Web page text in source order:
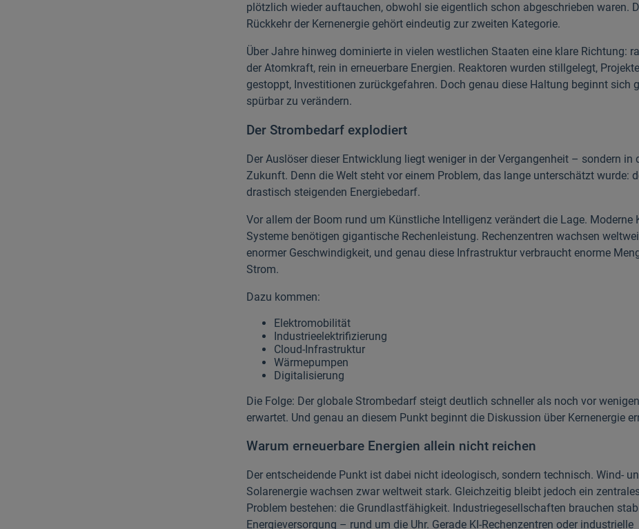
plötzlich wieder auftauchen, obwohl sie eigentlich schon abgeschrieben waren.
Rückkehr der Kernenergie gehört eindeutig zur zweiten Kategorie.
Über Jahre hinweg dominierte in vielen westlichen Staaten eine klare Richtung:
der Atomkraft, rein in erneuerbare Energien. Reaktoren wurden stillgelegt, Projekte
gestoppt, Investitionen zurückgefahren. Doch genau diese Haltung beginnt sich
spürbar zu verändern.
Der Strombedarf explodiert
Der Auslöser dieser Entwicklung liegt weniger in der Vergangenheit – sondern in
Zukunft. Denn die Welt steht vor einem Problem, das lange unterschätzt wurde:
drastisch steigenden Energiebedarf.
Vor allem der Boom rund um Künstliche Intelligenz verändert die Lage. Moderne
Systeme benötigen gigantische Rechenleistung. Rechenzentren wachsen
enormer Geschwindigkeit, und genau diese Infrastruktur verbraucht enorme
Strom.
Dazu kommen:
Elektromobilität
Industrieelektrifizierung
Cloud-Infrastruktur
Wärmepumpen
Digitalisierung
Die Folge: Der globale Strombedarf steigt deutlich schneller als noch vor
erwartet. Und genau an diesem Punkt beginnt die Diskussion über Kernenergie
Warum erneuerbare Energien allein nicht reichen
Der entscheidende Punkt ist dabei nicht ideologisch, sondern technisch. Wind-
Solarenergie wachsen zwar weltweit stark. Gleichzeitig bleibt jedoch ein
Problem bestehen: die Grundlastfähigkeit. Industriegesellschaften brauchen
Energieversorgung – rund um die Uhr. Gerade KI-Rechenzentren oder industrielle